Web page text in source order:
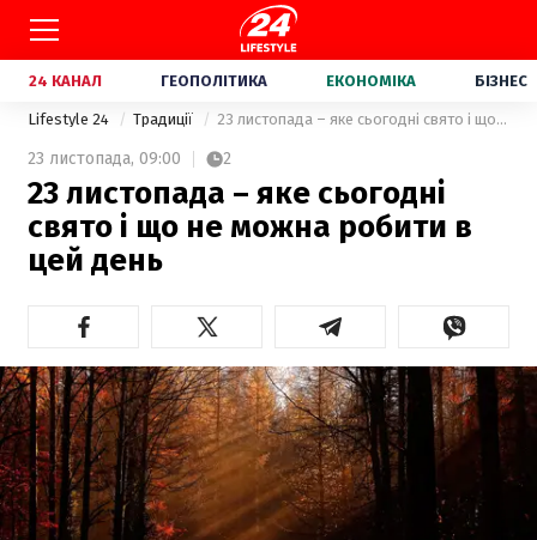
24 КАНАЛ ГЕОПОЛІТИКА ЕКОНОМІКА БІЗНЕС
Lifestyle 24 Традиції 23 листопада – яке сьогодні свято і що не можна робити в цей день
23 листопада, 09:00 2
23 листопада – яке сьогодні
свято і що не можна робити в
цей день